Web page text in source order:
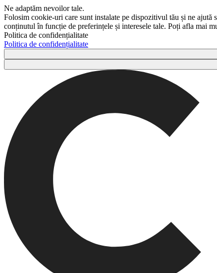
Ne adaptăm nevoilor tale.
Folosim cookie-uri care sunt instalate pe dispozitivul tău și ne
conținutul în funcție de preferințele și interesele tale. Poți afla mai
Politica de confidențialitate
Politica de confidențialitate